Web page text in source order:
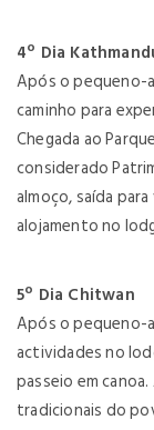
4º Dia
Após o pequeno-
caminho para
Chegada ao
considerado
almoço, saída
alojamento no
5º Dia Chitwan
Após o pequeno-
actividades no
passeio em
tradicionais do